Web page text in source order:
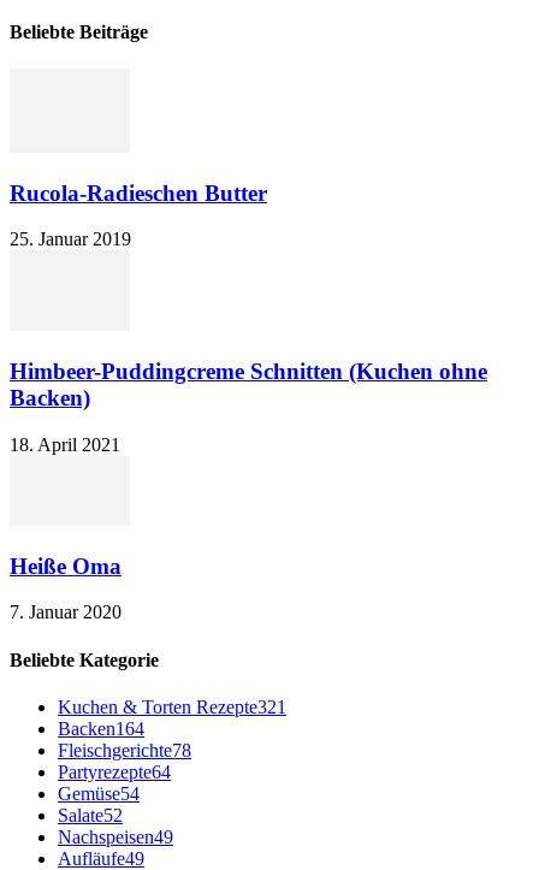
Beliebte Beiträge
Rucola-Radieschen Butter
25. Januar 2019
Himbeer-Puddingcreme Schnitten (Kuchen ohne
Backen)
18. April 2021
Heiße Oma
7. Januar 2020
Beliebte Kategorie
Kuchen & Torten Rezepte321
Backen164
Fleischgerichte78
Partyrezepte64
Gemüse54
Salate52
Nachspeisen49
Aufläufe49